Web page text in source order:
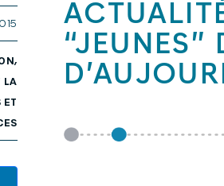
LA
ET
“JEUNES”